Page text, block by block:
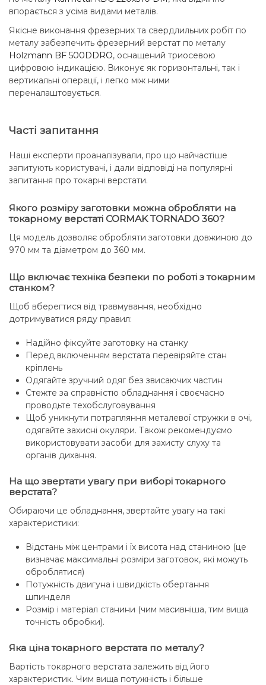
впорається з усіма видами металів.
Якісне виконання фрезерних та свердлильних робіт по
металу забезпечить фрезерний верстат по металу
Holzmann BF 500DDRO, оснащений триосевою
цифровою індикацією. Виконує як горизонтальні, так і
вертикальні операції, і легко між ними
переналаштовується.
Часті запитання
Наші експерти проаналізували, про що найчастіше
запитують користувачі, і дали відповіді на популярні
запитання про токарні верстати.
Якого розміру заготовки можна обробляти на
токарному верстаті CORMAK TORNADO 360?
Ця модель дозволяє обробляти заготовки довжиною до
970 мм та діаметром до 360 мм.
Що включає техніка безпеки по роботі з токарним
станком?
Щоб вберегтися від травмування, необхідно
дотримуватися ряду правил:
Надійно фіксуйте заготовку на станку
Перед включенням верстата перевіряйте стан
кріплень
Одягайте зручний одяг без звисаючих частин
Стежте за справністю обладнання і своєчасно
проводьте техобслуговування
Щоб уникнути потрапляння металевої стружки в очі,
одягайте захисні окуляри. Також рекомендуємо
використовувати засоби для захисту слуху та
органів дихання.
На що звертати увагу при виборі токарного
верстата?
Обираючи це обладнання, звертайте увагу на такі
характеристики:
Відстань між центрами і їх висота над станиною (це
визначає максимальні розміри заготовок, які можуть
оброблятися)
Потужність двигуна і швидкість обертання
шпинделя
Розмір і матеріал станини (чим масивніша, тим вища
точність обробки).
Яка ціна токарного верстата по металу?
Вартість токарного верстата залежить від його
характеристик. Чим вища потужність і більше